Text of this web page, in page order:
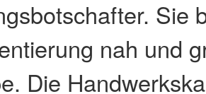
Sie
nah und
Die